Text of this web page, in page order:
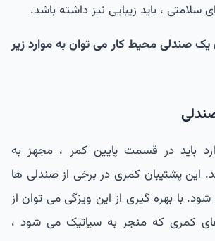
سلامتی ، باید زیبایی نیز داشته باشد.
صندلی محیط کار می توان به موارد زیر
باید در قسمت پایین کمر ، مجهز به
این پشتیبان کمری در برخی از صندلی ها
با بهره گیری از این ویژگی می توان از
کمری که منجر به سیاتیک می شود ،